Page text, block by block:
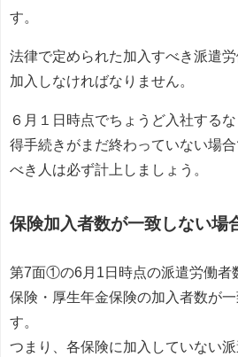
す。
法律で定められた加入すべき派遣
加入しなければなりません。
６月１日時点でちょうど入社する
得手続きがまだ終わっていない場
べき人は必ず計上しましょう。
保険加入者数が一致しない場
第7面①の6月1日時点の派遣労働者
保険・厚生年金保険の加入者数が
す。
つまり、各保険に加入していない